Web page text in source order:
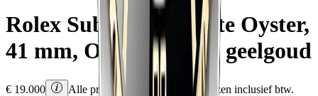
Rolex Submariner Date Oyster,
41 mm, Oystersteel en geelgoud
€ 19.000
Alle prijzen zijn Rolex adviesprijzen inclusief btw.